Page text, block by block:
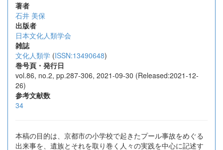
著者
石井 美保
出版者
日本文化人類学会
雑誌
文化人類学 (ISSN:13490648)
巻号頁・発行日
vol.86, no.2, pp.287-306, 2021-09-30 (Released:2021-12-
26)
参考文献数
34
本稿の目的は、京都市の小学校で起きたプール事故をめぐる
出来事を、遺族とそれを取り巻く人々の実践を中心に記述す